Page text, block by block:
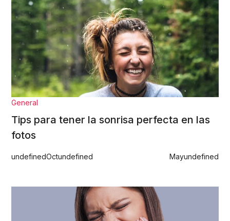
General
Tips para tener la sonrisa perfecta en las
fotos
undefinedOctundefined Mayundefined